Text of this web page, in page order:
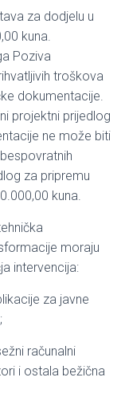
za dodjelu u
kuna.
Poziva
troškova
dokumentacije.
projektni prijedlog
ne može biti
za pripremu
kuna.
moraju
intervencija:
za javne
računalni
i ostala bežična